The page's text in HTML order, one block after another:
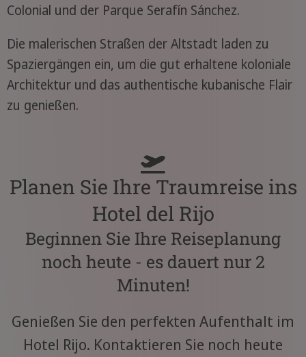
Colonial und der Parque Serafín Sánchez.
Die malerischen Straßen der Altstadt laden zu
Spaziergängen ein, um die gut erhaltene koloniale
Architektur und das authentische kubanische Flair
zu genießen.
Planen Sie Ihre Traumreise ins
Hotel del Rijo
Beginnen Sie Ihre Reiseplanung
noch heute - es dauert nur 2
Minuten!
Genießen Sie den perfekten Aufenthalt im
Hotel Rijo. Kontaktieren Sie noch heute